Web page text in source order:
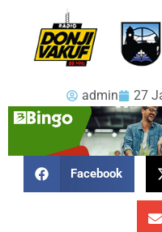
admin 27
Facebook